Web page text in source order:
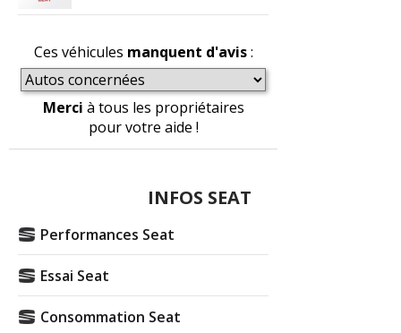
Ces véhicules manquent d'avis:
Merci à tous les propriétaires
pour votre aide !
INFOS SEAT
Performances Seat
Essai Seat
Consommation Seat